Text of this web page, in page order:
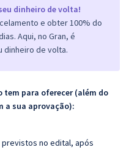
dinheiro de volta!
e obter 100% do
Aqui, no Gran, é
dinheiro de volta.
tem para oferecer (além do
a sua aprovação):
no edital, após